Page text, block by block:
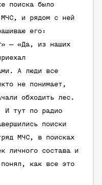
поиска было
МЧС, и рядом с ней
его:
— «Да, из наших
А люди все
не понимает,
обходить лес.
И тут по радио
поиски
МЧС, в поисках
личного состава и
как все это